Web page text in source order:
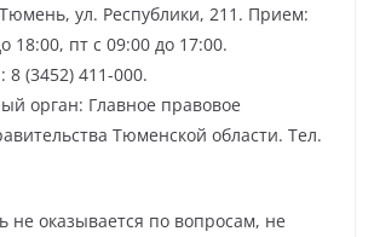
ул. Республики, 211. Прием:
18:00, пт с 09:00 до 17:00.
8 (3452) 411-000.
орган: Главное правовое
Тюменской области. Тел.
не оказывается по вопросам, не